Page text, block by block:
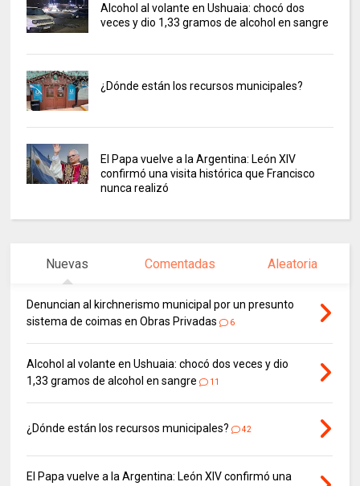
Alcohol al volante en Ushuaia: chocó dos
veces y dio 1,33 gramos de alcohol en sangre
¿Dónde están los recursos municipales?
El Papa vuelve a la Argentina: León XIV
confirmó una visita histórica que Francisco
nunca realizó
Nuevas Comentadas Aleatoria
Denuncian al kirchnerismo municipal por un presunto
sistema de coimas en Obras Privadas
6
Alcohol al volante en Ushuaia: chocó dos veces y dio
1,33 gramos de alcohol en sangre
11
¿Dónde están los recursos municipales? 42
El Papa vuelve a la Argentina: León XIV confirmó una